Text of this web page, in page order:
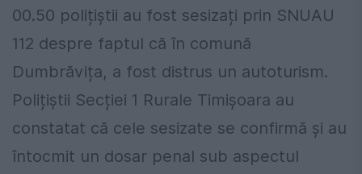
00.50 polițiștii au fost sesizați prin SNUAU
112 despre faptul că în comună
Dumbrăvița, a fost distrus un autoturism.
Polițiștii Secției 1 Rurale Timișoara au
constatat că cele sesizate se confirmă și au
întocmit un dosar penal sub aspectul